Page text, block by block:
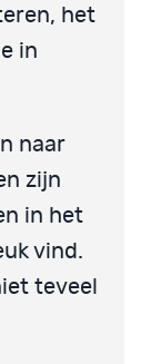
het
in
naar
zijn
in het
vind.
teveel